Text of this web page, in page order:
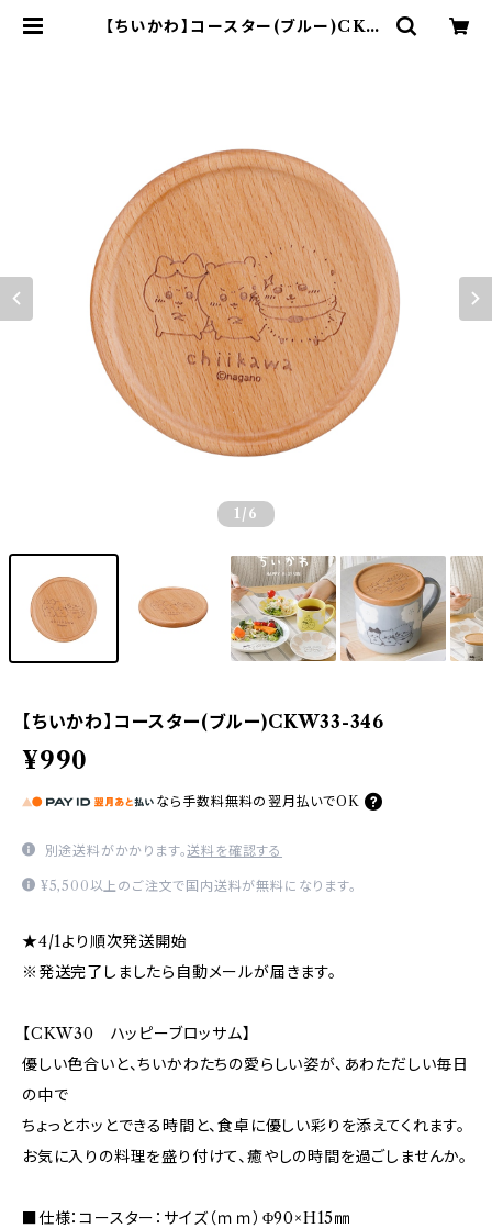
【ちいかわ】コースター(ブルー)CKW
1 /6
【ちいかわ】コースター(ブルー)CKW33-346
¥990
なら 手数料無料の 翌月払いでOK
別途送料がかかります。送料を確認する
¥5,500以上のご注文で国内送料が無料になります。
★4/1より順次発送開始
※発送完了しましたら自動メールが届きます。
【CKW30 ハッピーブロッサム】
優しい色合いと、ちいかわたちの愛らしい姿が、あわただしい毎日
の中で
ちょっとホッとできる時間と、食卓に優しい彩りを添えてくれます。
お気に入りの料理を盛り付けて、癒やしの時間を過ごしませんか。
■仕様：コースター：サイズ（ｍｍ）Φ90×H15㎜